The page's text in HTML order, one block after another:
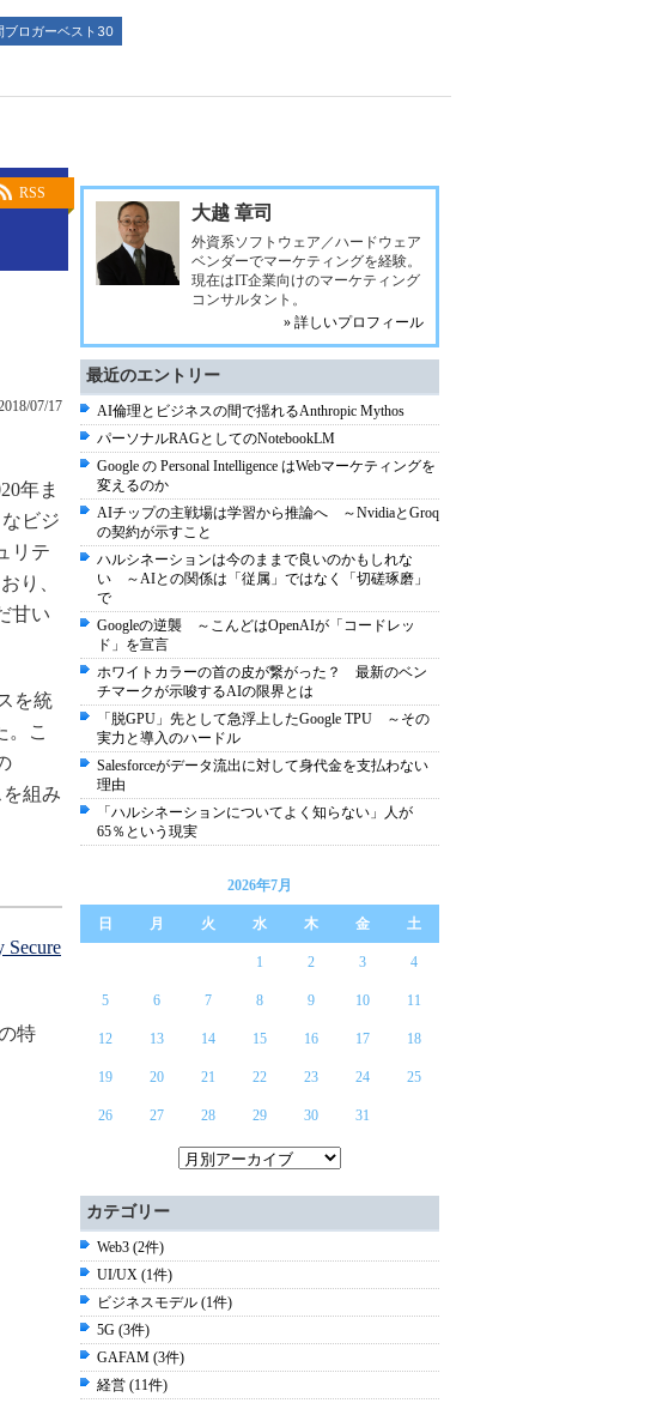
ブロガーベスト30
RSS
07/17
年ま
ビジ
リテ
り、
甘い
を統
。こ
組み
Secure
特
大越 章司
外資系ソフトウェア／ハードウェア
ベンダーでマーケティングを経験。
現在はIT企業向けのマーケティング
コンサルタント。
» 詳しいプロフィール
最近のエントリー
AI倫理とビジネスの間で揺れるAnthropic Mythos
パーソナルRAGとしてのNotebookLM
Google の Personal Intelligence はWebマーケティングを
変えるのか
AIチップの主戦場は学習から推論へ ～NvidiaとGroq
の契約が示すこと
ハルシネーションは今のままで良いのかもしれな
い ～AIとの関係は「従属」ではなく「切磋琢磨」
で
Googleの逆襲 ～こんどはOpenAIが「コードレッ
ド」を宣言
ホワイトカラーの首の皮が繋がった？ 最新のベン
チマークが示唆するAIの限界とは
「脱GPU」先として急浮上したGoogle TPU ～その
実力と導入のハードル
Salesforceがデータ流出に対して身代金を支払わない
理由
「ハルシネーションについてよく知らない」人が
65％という現実
2026年7月
日 月 火 水 木 金 土
1 2 3 4
5 6 7 8 9 10 11
12 13 14 15 16 17 18
19 20 21 22 23 24 25
26 27 28 29 30 31
カテゴリー
Web3 (2件)
UI/UX (1件)
ビジネスモデル (1件)
5G (3件)
GAFAM (3件)
経営 (11件)